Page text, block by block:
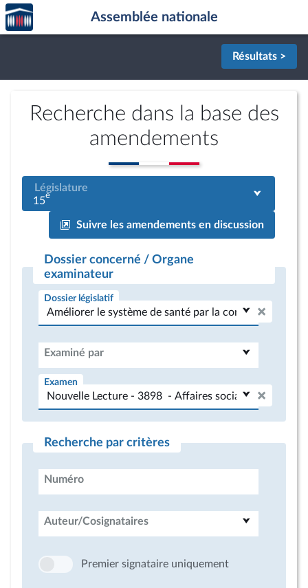
Aller au contenu
Aller en bas de la page
Accèder
à la
page
Assemblée nationale
Résultats >
Recherche dans la base des
amendements
Législature
15e
Suivre les amendements en discussion
Dossier concerné / Organe
examinateur
Dossier législatif
Examiné par
Examen
Recherche par critères
Numéro
Auteur/Cosignataires
Premier signataire uniquement